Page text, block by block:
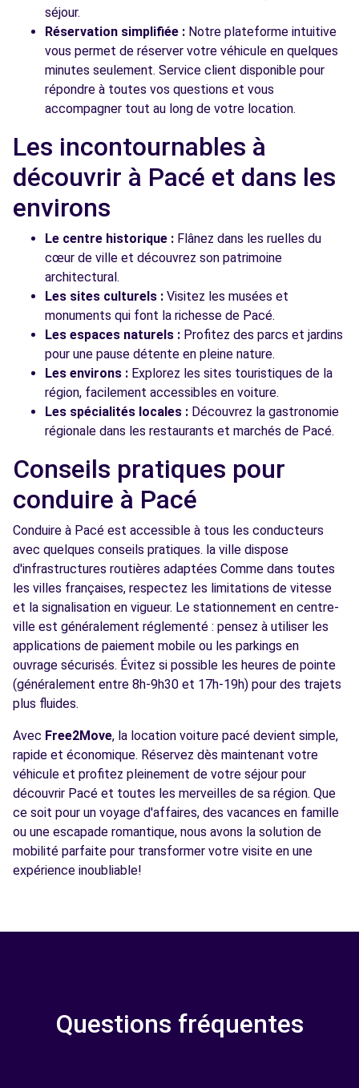
séjour.
Réservation simplifiée : Notre plateforme intuitive
vous permet de réserver votre véhicule en quelques
minutes seulement. Service client disponible pour
répondre à toutes vos questions et vous
accompagner tout au long de votre location.
Les incontournables à
découvrir à Pacé et dans les
environs
Le centre historique : Flânez dans les ruelles du
cœur de ville et découvrez son patrimoine
architectural.
Les sites culturels : Visitez les musées et
monuments qui font la richesse de Pacé.
Les espaces naturels : Profitez des parcs et jardins
pour une pause détente en pleine nature.
Les environs : Explorez les sites touristiques de la
région, facilement accessibles en voiture.
Les spécialités locales : Découvrez la gastronomie
régionale dans les restaurants et marchés de Pacé.
Conseils pratiques pour
conduire à Pacé
Conduire à Pacé est accessible à tous les conducteurs
avec quelques conseils pratiques. la ville dispose
d'infrastructures routières adaptées Comme dans toutes
les villes françaises, respectez les limitations de vitesse
et la signalisation en vigueur. Le stationnement en centre-
ville est généralement réglementé : pensez à utiliser les
applications de paiement mobile ou les parkings en
ouvrage sécurisés. Évitez si possible les heures de pointe
(généralement entre 8h-9h30 et 17h-19h) pour des trajets
plus fluides.
Avec Free2Move, la location voiture pacé devient simple,
rapide et économique. Réservez dès maintenant votre
véhicule et profitez pleinement de votre séjour pour
découvrir Pacé et toutes les merveilles de sa région. Que
ce soit pour un voyage d'affaires, des vacances en famille
ou une escapade romantique, nous avons la solution de
mobilité parfaite pour transformer votre visite en une
expérience inoubliable!
Questions fréquentes